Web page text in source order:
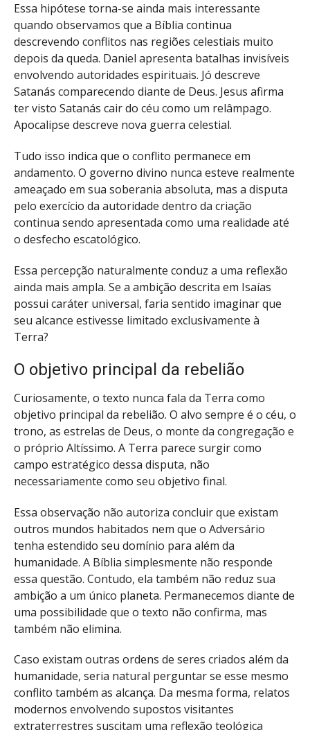
Essa hipótese torna-se ainda mais interessante
quando observamos que a Bíblia continua
descrevendo conflitos nas regiões celestiais muito
depois da queda. Daniel apresenta batalhas invisíveis
envolvendo autoridades espirituais. Jó descreve
Satanás comparecendo diante de Deus. Jesus afirma
ter visto Satanás cair do céu como um relâmpago.
Apocalipse descreve nova guerra celestial.
Tudo isso indica que o conflito permanece em
andamento. O governo divino nunca esteve realmente
ameaçado em sua soberania absoluta, mas a disputa
pelo exercício da autoridade dentro da criação
continua sendo apresentada como uma realidade até
o desfecho escatológico.
Essa percepção naturalmente conduz a uma reflexão
ainda mais ampla. Se a ambição descrita em Isaías
possui caráter universal, faria sentido imaginar que
seu alcance estivesse limitado exclusivamente à
Terra?
O objetivo principal da rebelião
Curiosamente, o texto nunca fala da Terra como
objetivo principal da rebelião. O alvo sempre é o céu, o
trono, as estrelas de Deus, o monte da congregação e
o próprio Altíssimo. A Terra parece surgir como
campo estratégico dessa disputa, não
necessariamente como seu objetivo final.
Essa observação não autoriza concluir que existam
outros mundos habitados nem que o Adversário
tenha estendido seu domínio para além da
humanidade. A Bíblia simplesmente não responde
essa questão. Contudo, ela também não reduz sua
ambição a um único planeta. Permanecemos diante de
uma possibilidade que o texto não confirma, mas
também não elimina.
Caso existam outras ordens de seres criados além da
humanidade, seria natural perguntar se esse mesmo
conflito também as alcança. Da mesma forma, relatos
modernos envolvendo supostos visitantes
extraterrestres suscitam uma reflexão teológica